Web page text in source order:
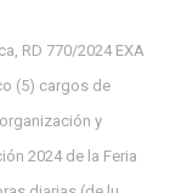
RD 770/2024 EXA
(5) cargos de
y
2024 de la Feria